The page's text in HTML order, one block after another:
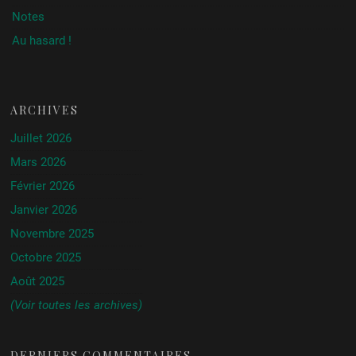
Notes
Au hasard !
ARCHIVES
Juillet 2026
Mars 2026
Février 2026
Janvier 2026
Novembre 2025
Octobre 2025
Août 2025
(Voir toutes les archives)